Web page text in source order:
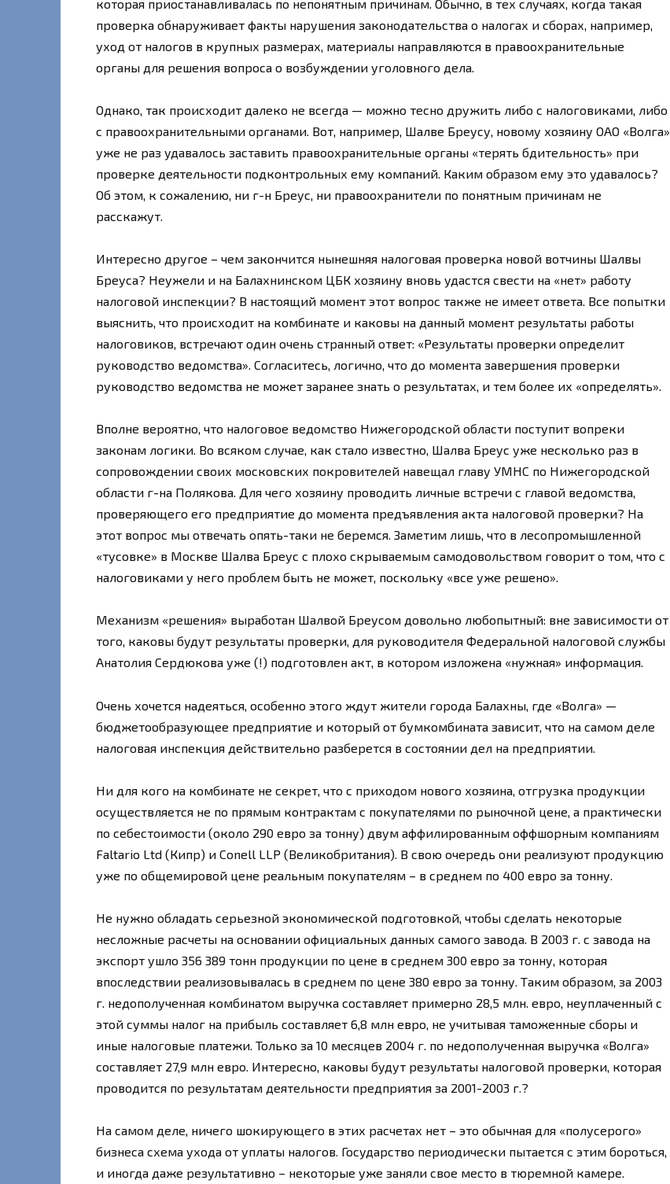
которая приостанавливалась по непонятным причинам. Обычно, в тех случаях, когда такая
проверка обнаруживает факты нарушения законодательства о налогах и сборах, например,
уход от налогов в крупных размерах, материалы направляются в правоохранительные
органы для решения вопроса о возбуждении уголовного дела.
Однако, так происходит далеко не всегда — можно тесно дружить либо с налоговиками, либо
с правоохранительными органами. Вот, например, Шалве Бреусу, новому хозяину ОАО «Волга»
уже не раз удавалось заставить правоохранительные органы «терять бдительность» при
проверке деятельности подконтрольных ему компаний. Каким образом ему это удавалось?
Об этом, к сожалению, ни г-н Бреус, ни правоохранители по понятным причинам не
расскажут.
Интересно другое – чем закончится нынешняя налоговая проверка новой вотчины Шалвы
Бреуса? Неужели и на Балахнинском ЦБК хозяину вновь удастся свести на «нет» работу
налоговой инспекции? В настоящий момент этот вопрос также не имеет ответа. Все попытки
выяснить, что происходит на комбинате и каковы на данный момент результаты работы
налоговиков, встречают один очень странный ответ: «Результаты проверки определит
руководство ведомства». Согласитесь, логично, что до момента завершения проверки
руководство ведомства не может заранее знать о результатах, и тем более их «определять».
Вполне вероятно, что налоговое ведомство Нижегородской области поступит вопреки
законам логики. Во всяком случае, как стало известно, Шалва Бреус уже несколько раз в
сопровождении своих московских покровителей навещал главу УМНС по Нижегородской
области г-на Полякова. Для чего хозяину проводить личные встречи с главой ведомства,
проверяющего его предприятие до момента предъявления акта налоговой проверки? На
этот вопрос мы отвечать опять-таки не беремся. Заметим лишь, что в лесопромышленной
«тусовке» в Москве Шалва Бреус с плохо скрываемым самодовольством говорит о том, что с
налоговиками у него проблем быть не может, поскольку «все уже решено».
Механизм «решения» выработан Шалвой Бреусом довольно любопытный: вне зависимости от
того, каковы будут результаты проверки, для руководителя Федеральной налоговой службы
Анатолия Сердюкова уже (!) подготовлен акт, в котором изложена «нужная» информация.
Очень хочется надеяться, особенно этого ждут жители города Балахны, где «Волга» —
бюджетообразующее предприятие и который от бумкомбината зависит, что на самом деле
налоговая инспекция действительно разберется в состоянии дел на предприятии.
Ни для кого на комбинате не секрет, что с приходом нового хозяина, отгрузка продукции
осуществляется не по прямым контрактам с покупателями по рыночной цене, а практически
по себестоимости (около 290 евро за тонну) двум аффилированным оффшорным компаниям
Faltario Ltd (Кипр) и Conell LLP (Великобритания). В свою очередь они реализуют продукцию
уже по общемировой цене реальным покупателям – в среднем по 400 евро за тонну.
Не нужно обладать серьезной экономической подготовкой, чтобы сделать некоторые
несложные расчеты на основании официальных данных самого завода. В 2003 г. с завода на
экспорт ушло 356 389 тонн продукции по цене в среднем 300 евро за тонну, которая
впоследствии реализовывалась в среднем по цене 380 евро за тонну. Таким образом, за 2003
г. недополученная комбинатом выручка составляет примерно 28,5 млн. евро, неуплаченный с
этой суммы налог на прибыль составляет 6,8 млн евро, не учитывая таможенные сборы и
иные налоговые платежи. Только за 10 месяцев 2004 г. по недополученная выручка «Волга»
составляет 27,9 млн евро. Интересно, каковы будут результаты налоговой проверки, которая
проводится по результатам деятельности предприятия за 2001-2003 г.?
На самом деле, ничего шокирующего в этих расчетах нет – это обычная для «полусерого»
бизнеса схема ухода от уплаты налогов. Государство периодически пытается с этим бороться,
и иногда даже результативно – некоторые уже заняли свое место в тюремной камере.